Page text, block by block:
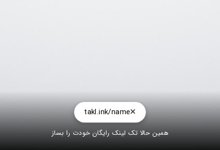
takl.ink/name
همین حالا تک لینک رایگان خودت را بساز